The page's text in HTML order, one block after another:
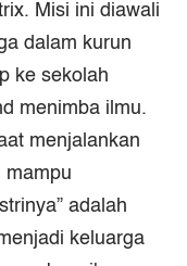
Misi ini diawali
dalam kurun
ke sekolah
menimba ilmu.
menjalankan
mampu
adalah
keluarga